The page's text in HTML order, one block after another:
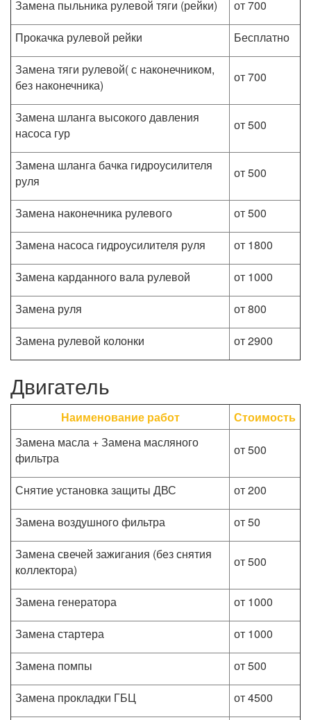
Замена пыльника рулевой тяги (рейки)
от 700
Прокачка рулевой рейки
Бесплатно
Замена тяги рулевой( с наконечником,
без наконечника)
от 700
Замена шланга высокого давления
насоса гур
от 500
Замена шланга бачка гидроусилителя
руля
от 500
Замена наконечника рулевого
от 500
Замена насоса гидроусилителя руля
от 1800
Замена карданного вала рулевой
от 1000
Замена руля
от 800
Замена рулевой колонки
от 2900
Двигатель
Наименование работ
Стоимость
Замена масла + Замена масляного
фильтра
от 500
Снятие установка защиты ДВС
от 200
Замена воздушного фильтра
от 50
Замена свечей зажигания (без снятия
коллектора)
от 500
Замена генератора
от 1000
Замена стартера
от 1000
Замена помпы
от 500
Замена прокладки ГБЦ
от 4500